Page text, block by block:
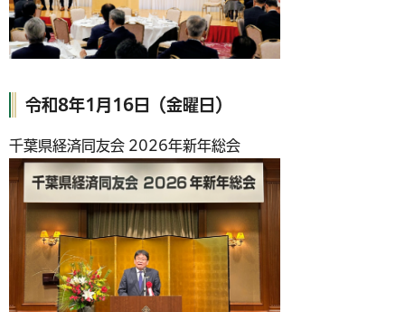
令和8年1月16日（金曜日）
千葉県経済同友会 2026年新年総会